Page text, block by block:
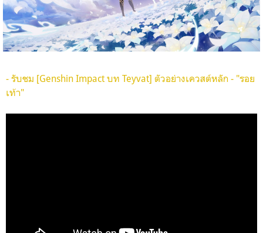
- รับชม [Genshin Impact บท Teyvat] ตัวอย่างเควสต์หลัก - "รอย
เท้า"